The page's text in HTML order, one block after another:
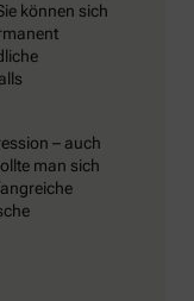
können sich
– auch
man sich